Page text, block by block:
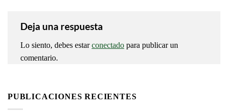
Deja una respuesta
Lo siento, debes estarconectado para publicar un
comentario.
PUBLICACIONES RECIENTES